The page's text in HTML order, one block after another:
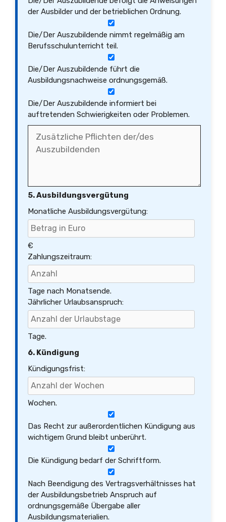
der Ausbilder und der betrieblichen Ordnung.
Die/Der Auszubildende nimmt regelmäßig am
Berufsschulunterricht teil.
Die/Der Auszubildende führt die
Ausbildungsnachweise ordnungsgemäß.
Die/Der Auszubildende informiert bei
auftretenden Schwierigkeiten oder Problemen.
5. Ausbildungsvergütung
Monatliche Ausbildungsvergütung:
€
Zahlungszeitraum:
Tage nach Monatsende.
Jährlicher Urlaubsanspruch:
Tage.
6. Kündigung
Kündigungsfrist:
Wochen.
Das Recht zur außerordentlichen Kündigung aus
wichtigem Grund bleibt unberührt.
Die Kündigung bedarf der Schriftform.
Nach Beendigung des Vertragsverhältnisses hat
der Ausbildungsbetrieb Anspruch auf
ordnungsgemäße Übergabe aller
Ausbildungsmaterialien.